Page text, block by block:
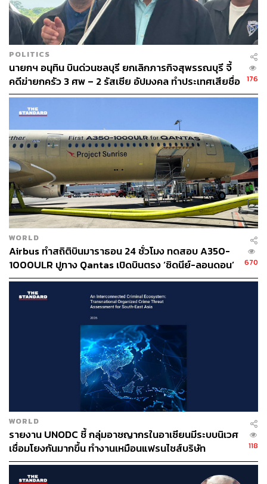
ABOUT THE AUTHOR
THE STANDARD TEAM
กองบรรณาธิการ THE STANDARD
POLITICS
นายกฯ อนุทิน บินด่วนชลบุรี ยกเลิกภารกิจสุพรรณบุรี จี้
คดีฆ่ายกครัว 3 ศพ – 2 รัสเซีย อัปมงคล ทำประเทศเสียชื่อ
เสียง
176
WORLD
Airbus ทำสถิติบินมาราธอน 24 ชั่วโมง ทดสอบ A350-
1000ULR ปูทาง Qantas เปิดบินตรง ‘ซิดนีย์-ลอนดอน’
ปี 2027
670
WORLD
รายงาน UNODC ชี้ กลุ่มอาชญากรในอาเซียนมีระบบนิเวศ
เชื่อมโยงกันมากขึ้น ทำงานเหมือนแฟรนไชส์บริษัท
118